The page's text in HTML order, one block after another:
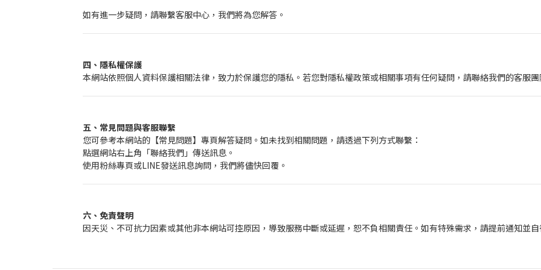
如有進一步疑問，請聯繫客服中心，我們將為您解答。
四、隱私權保護
本網站依照個人資料保護相關法律，致力於保護您的隱私。若您對隱私權政策或相關事項有任何疑問，請聯絡我們的客服團
五、常見問題與客服聯繫
您可參考本網站的【常見問題】專頁解答疑問。如未找到相關問題，請透過下列方式聯繫：
點選網站右上角「聯絡我們」傳送訊息。
使用粉絲專頁或LINE發送訊息詢問，我們將儘快回覆。
六、免責聲明
因天災、不可抗力因素或其他非本網站可控原因，導致服務中斷或延遲，恕不負相關責任。如有特殊需求，請提前通知並自